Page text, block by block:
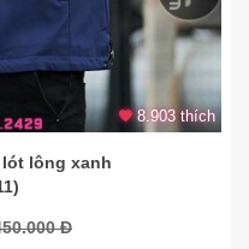
8.903 thích
lông xanh
Đ